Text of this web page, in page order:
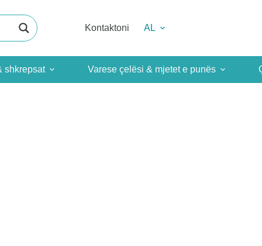
Kontaktoni AL
shkrepsat Varese çelësi & mjetet e punës